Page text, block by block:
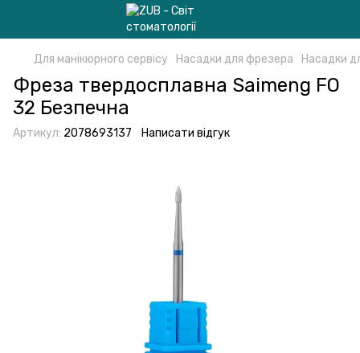
Для манікюрного сервісу Насадки для фрезера Насадки
Фреза твердосплавна Saimeng FO
32 Безпечна
Артикул: 2078693137 Написати відгук